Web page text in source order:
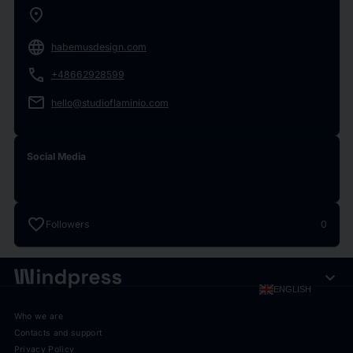
location_on
language
habemusdesign.com
phone +48662928599
email hello@studioflaminio.com
Social Media
favorite Followers 0
ENGLISH expand_more
Who we are
Contacts and support
Privacy Policy